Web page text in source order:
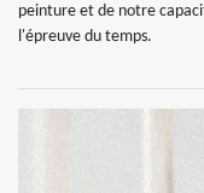
peinture et de notre
l'épreuve du temps.